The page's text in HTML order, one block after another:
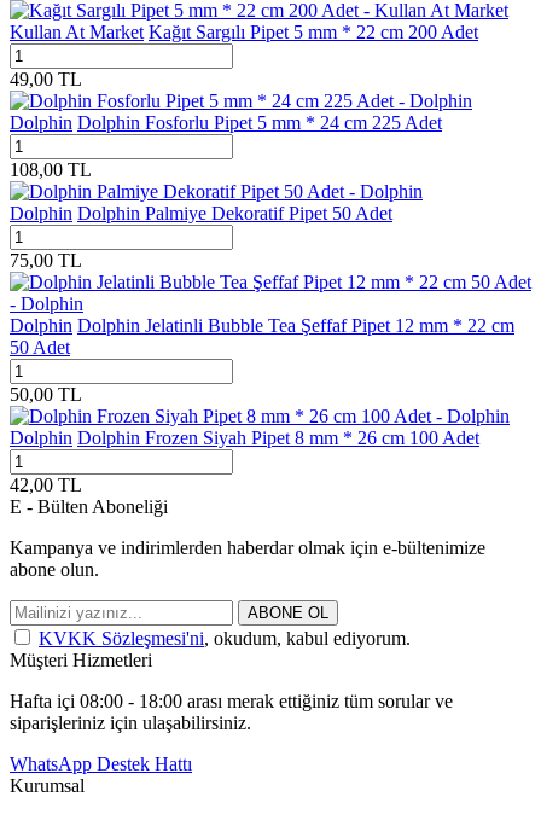
Kullan At Market Kağıt Sargılı Pipet 5 mm * 22 cm 200 Adet
49,00 TL
Dolphin Dolphin Fosforlu Pipet 5 mm * 24 cm 225 Adet
108,00 TL
Dolphin Dolphin Palmiye Dekoratif Pipet 50 Adet
75,00 TL
Dolphin Dolphin Jelatinli Bubble Tea Şeffaf Pipet 12 mm * 22 cm
50 Adet
50,00 TL
Dolphin Dolphin Frozen Siyah Pipet 8 mm * 26 cm 100 Adet
42,00 TL
E - Bülten Aboneliği
Kampanya ve indirimlerden haberdar olmak için e-bültenimize
abone olun.
ABONE OL
KVKK Sözleşmesi'ni, okudum, kabul ediyorum.
Müşteri Hizmetleri
Hafta içi 08:00 - 18:00 arası merak ettiğiniz tüm sorular ve
siparişleriniz için ulaşabilirsiniz.
WhatsApp Destek Hattı
Kurumsal